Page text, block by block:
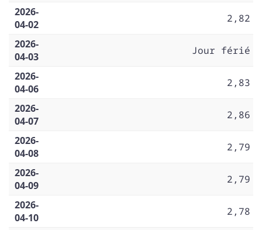
2026-
04-02
2,82
2026-
04-03
Jour férié
2026-
04-06
2,83
2026-
04-07
2,86
2026-
04-08
2,79
2026-
04-09
2,79
2026-
04-10
2,78